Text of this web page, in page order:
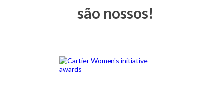
são nossos!